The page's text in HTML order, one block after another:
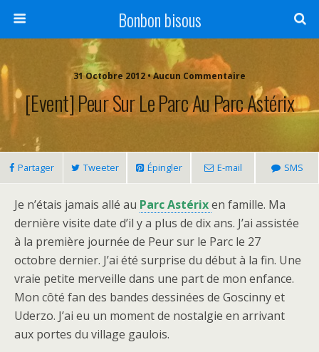
Bonbon bisous
31 Octobre 2012 • Aucun Commentaire
[Event] Peur Sur Le Parc Au Parc Astérix
Partager Tweeter Épingler E-mail SMS
Je n’étais jamais allé au Parc Astérixen famille. Ma
dernière visite date d’il y a plus de dix ans. J’ai assistée
à la première journée de Peur sur le Parc le 27
octobre dernier. J’ai été surprise du début à la fin. Une
vraie petite merveille dans une part de mon enfance.
Mon côté fan des bandes dessinées de Goscinny et
Uderzo. J’ai eu un moment de nostalgie en arrivant
aux portes du village gaulois.